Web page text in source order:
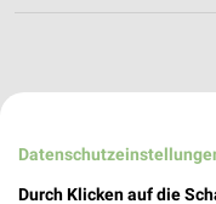
Durch Klicken auf die